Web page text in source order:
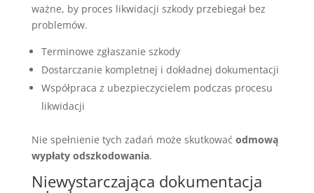
ważne, by proces likwidacji szkody przebiegał bez
problemów.
Terminowe zgłaszanie szkody
Dostarczanie kompletnej i dokładnej dokumentacji
Współpraca z ubezpieczycielem podczas procesu
likwidacji
Nie spełnienie tych zadań może skutkować odmową
wypłaty odszkodowania.
Niewystarczająca dokumentacja